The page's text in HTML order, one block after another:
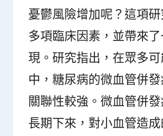
憂鬱風險增加呢？這項
多項臨床因素，並帶來
現。研究指出，在眾多
中，糖尿病的微血管併
關聯性較強。微血管併
長期下來，對小血管造